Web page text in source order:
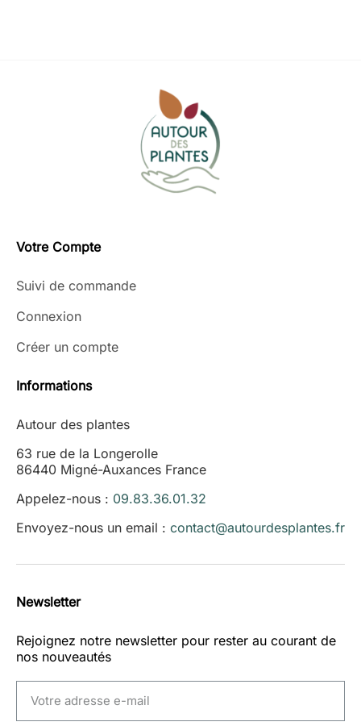
Votre Compte
Suivi de commande
Connexion
Créer un compte
Informations
Autour des plantes
63 rue de la Longerolle
86440 Migné-Auxances France
Appelez-nous : 09.83.36.01.32
Envoyez-nous un email : contact@autourdesplantes.fr
Newsletter
Rejoignez notre newsletter pour rester au courant de
nos nouveautés